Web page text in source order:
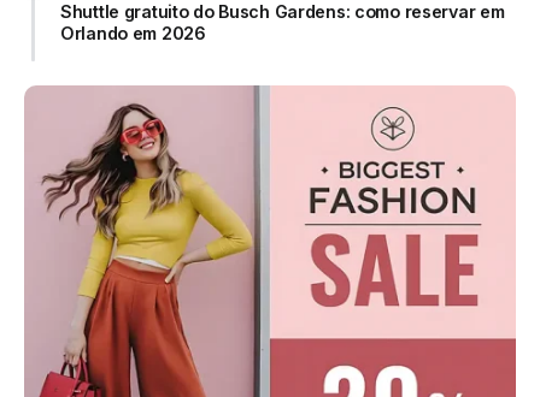
Shuttle gratuito do Busch Gardens: como reservar em
Orlando em 2026